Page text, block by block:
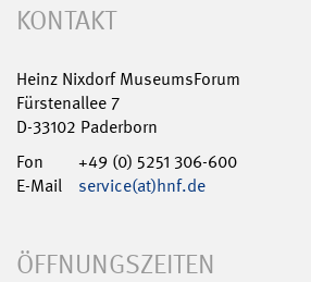
KONTAKT
Heinz Nixdorf MuseumsForum
Fürstenallee 7
D-33102 Paderborn
Fon
+49 (0) 5251 306-600
E-Mail
service(at)hnf.de
ÖFFNUNGSZEITEN